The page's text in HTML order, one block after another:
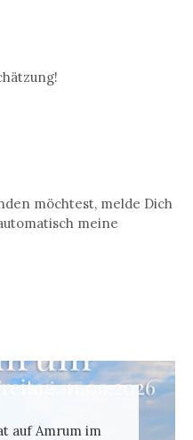
möchtest, melde Dich
meine
auf Amrum im